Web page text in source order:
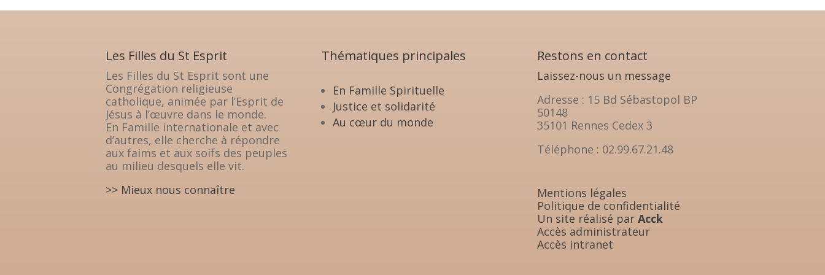
Les Filles du St Esprit
Les Filles du St Esprit sont une
Congrégation religieuse
catholique, animée par l’Esprit de
Jésus à l’œuvre dans le monde.
En Famille internationale et avec
d’autres, elle cherche à répondre
aux faims et aux soifs des peuples
au milieu desquels elle vit.
>> Mieux nous connaître
Thématiques principales
En Famille Spirituelle
Justice et solidarité
Au cœur du monde
Restons en contact
Laissez-nous un message
Adresse : 15 Bd Sébastopol BP
50148
35101 Rennes Cedex 3
Téléphone : 02.99.67.21.48
Mentions légales
Politique de confidentialité
Un site réalisé parAcck
Accès administrateur
Accès intranet